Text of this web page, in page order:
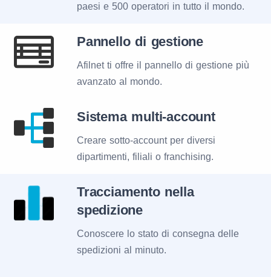
paesi e 500 operatori in tutto il mondo.
Pannello di gestione
Afilnet ti offre il pannello di gestione più
avanzato al mondo.
Sistema multi-account
Creare sotto-account per diversi
dipartimenti, filiali o franchising.
Tracciamento nella
spedizione
Conoscere lo stato di consegna delle
spedizioni al minuto.